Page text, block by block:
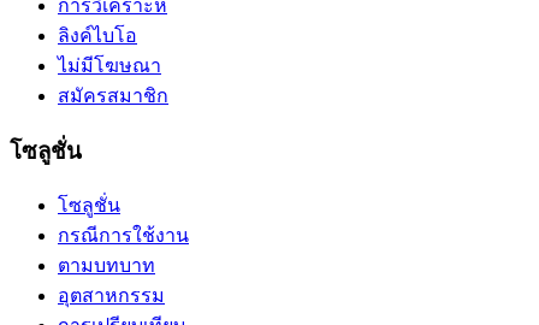
การวิเคราะห์
ลิงค์ไบโอ
ไม่มีโฆษณา
สมัครสมาชิก
โซลูชั่น
โซลูชั่น
กรณีการใช้งาน
ตามบทบาท
อุตสาหกรรม